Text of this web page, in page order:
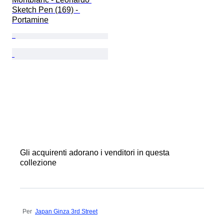
Sketch Pen (169) -
Portamine
Gli acquirenti adorano i venditori in questa
collezione
Per Japan Ginza 3rd Street